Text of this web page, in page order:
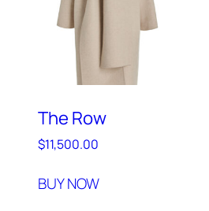
The Row
$11,500.00
BUY NOW